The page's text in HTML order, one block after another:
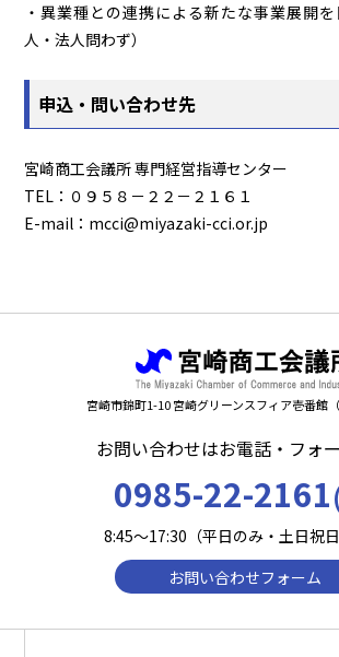
・異業種との連携による新たな事業展開
人・法人問わず）
申込・問い合わせ先
宮崎商工会議所 専門経営指導センター
TEL：０９５８－２２－２１６１
E-mail：mcci@miyazaki-cci.or.jp
宮崎市錦町1-10 宮崎グリーンスフィア壱番館
お問い合わせはお電話・フォ
0985-22-2161
8:45～17:30（平日のみ・土日祝日
お問い合わせフォーム